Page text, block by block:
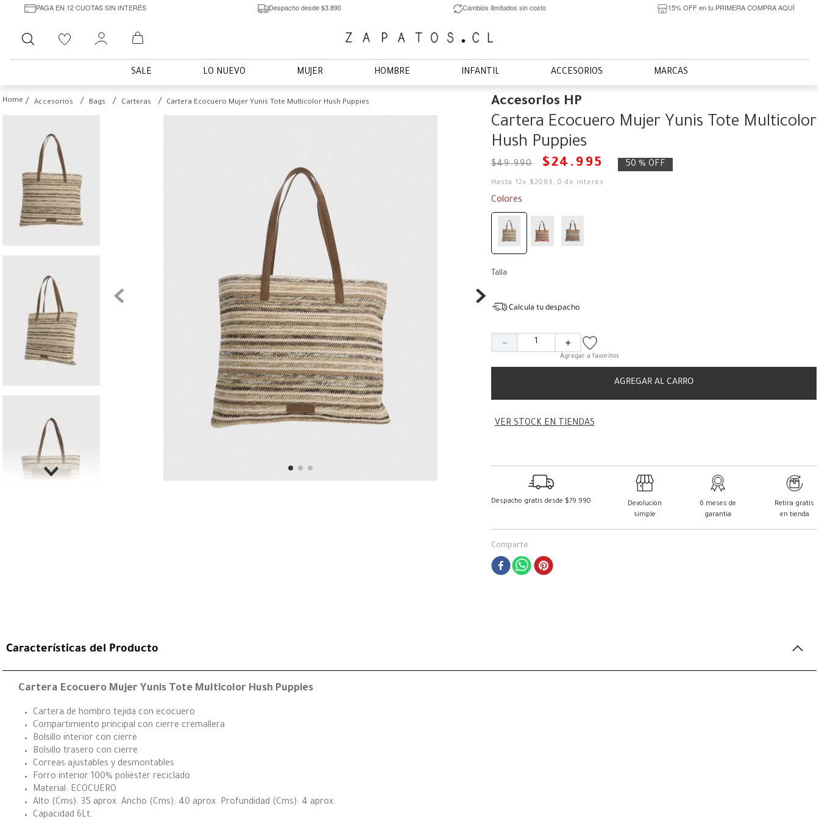
PAGA EN 12 CUOTAS SIN INTERÉS Despacho desde $3.890 Cambios ilimitados sin costo 15% OFF en tu PRIMERA COMPRA AQUÍ
Buscar
SALE LO NUEVO MUJER HOMBRE INFANTIL ACCESORIOS MARCAS
Accesorios Bags Carteras Cartera Ecocuero Mujer Yunis Tote Multicolor Hush Puppies Accesorios HP
Cartera Ecocuero Mujer Yunis Tote Multicolor
Hush Puppies
$49.990 $ 24 . 995 50 % OFF
Hasta 12x $2083 ,0 de interés
Colores
Talla
Calcula tu despacho
＋
－
AGREGAR AL CARRO
VER STOCK EN TIENDAS
Despacho gratis desde $79.990
Devolución
simple
6 meses de
garantía
Retira gratis
en tienda
Comparte
Características del Producto
Cartera Ecocuero Mujer Yunis Tote Multicolor Hush Puppies
Cartera de hombro tejida con ecocuero
Compartimiento principal con cierre cremallera
Bolsillo interior con cierre
Bolsillo trasero con cierre
Correas ajustables y desmontables
Forro interior 100% poliéster reciclado
Material: ECOCUERO
Alto (Cms): 35 aprox. Ancho (Cms): 40 aprox. Profundidad (Cms): 4 aprox.
Capacidad 6Lt.